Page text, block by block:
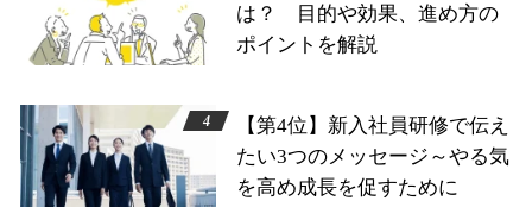
は？ 目的や効果、進め方の
ポイントを解説
【第4位】新入社員研修で伝え
たい3つのメッセージ～やる気
を高め成長を促すために